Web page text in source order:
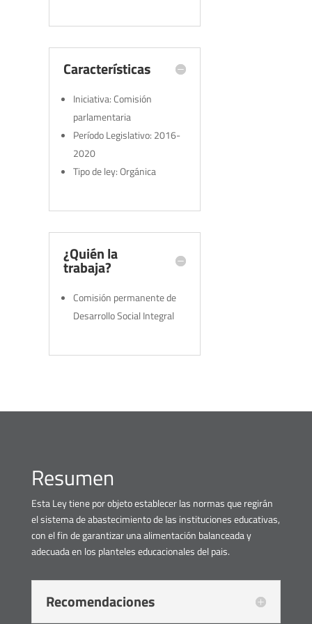
Características
Iniciativa: Comisión
parlamentaria
Período Legislativo: 2016-
2020
Tipo de ley: Orgánica
¿Quién la
trabaja?
Comisión permanente de
Desarrollo Social Integral
Resumen
Esta Ley tiene por objeto establecer las normas que regirán
el sistema de abastecimiento de las instituciones educativas,
con el fin de garantizar una alimentación balanceada y
adecuada en los planteles educacionales del pais.
Recomendaciones